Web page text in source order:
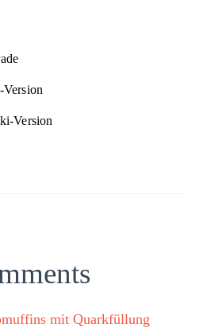
Version
Version
mit Quarkfüllung